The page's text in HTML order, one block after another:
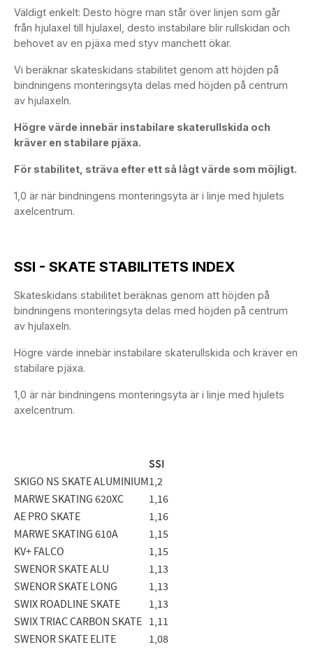
Väldigt enkelt: Desto högre man står över linjen som går
från hjulaxel till hjulaxel, desto instabilare blir rullskidan och
behovet av en pjäxa med styv manchett ökar.
Vi beräknar skateskidans stabilitet genom att höjden på
bindningens monteringsyta delas med höjden på centrum
av hjulaxeln.
Högre värde innebär instabilare skaterullskida och
kräver en stabilare pjäxa.
För stabilitet, sträva efter ett så lågt värde som möjligt.
1,0 är när bindningens monteringsyta är i linje med hjulets
axelcentrum.
SSI - SKATE STABILITETS INDEX
Skateskidans stabilitet beräknas genom att höjden på
bindningens monteringsyta delas med höjden på centrum
av hjulaxeln.
Högre värde innebär instabilare skaterullskida och kräver en
stabilare pjäxa.
1,0 är när bindningens monteringsyta är i linje med hjulets
axelcentrum.
SSI
SKIGO NS SKATE ALUMINIUM1,2
MARWE SKATING 620XC
1,16
AE PRO SKATE
1,16
MARWE SKATING 610A
1,15
KV+ FALCO
1,15
SWENOR SKATE ALU
1,13
SWENOR SKATE LONG
1,13
SWIX ROADLINE SKATE
1,13
SWIX TRIAC CARBON SKATE 1,11
SWENOR SKATE ELITE
1,08